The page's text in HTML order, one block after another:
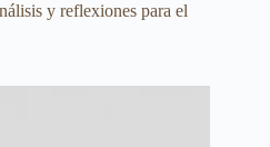
y reflexiones para el